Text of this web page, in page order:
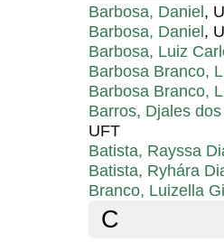
Barbosa, Daniel,
Barbosa, Daniel,
Barbosa, Luiz
Barbosa Branco,
Barbosa Branco,
Barros, Djales
UFT
Batista, Rayssa
Batista, Ryhára
Branco, Luizella
C